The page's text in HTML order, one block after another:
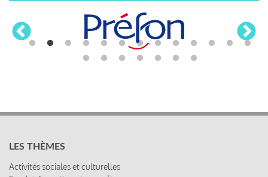
LES THÈMES
Activités sociales et culturelles